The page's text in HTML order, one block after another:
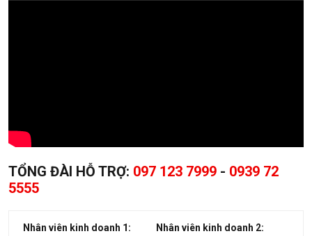
TỔNG ĐÀI HỖ TRỢ: 097 123 7999 - 0939 72
5555
Nhân viên kinh doanh 1:
Nhân viên kinh doanh 2: